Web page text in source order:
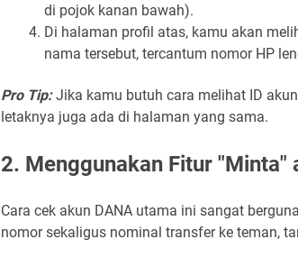
di pojok kanan bawah).
Di halaman profil atas, kamu akan
nama tersebut, tercantum nomor HP
Pro Tip:Jika kamu butuh cara melihat ID
letaknya juga ada di halaman yang sama.
2. Menggunakan Fitur "Minta"
Cara cek akun DANA utama ini sangat
nomor sekaligus nominal transfer ke teman,